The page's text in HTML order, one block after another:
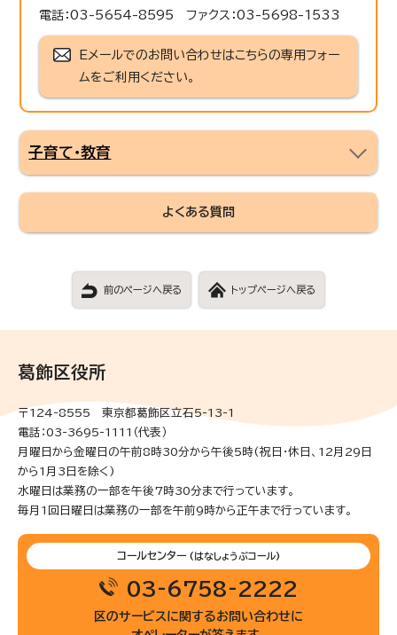
電話：03-5654-8595 ファクス：03-5698-1533
Eメールでのお問い合わせはこちらの専用フォー
ムをご利用ください。
子育て・教育
よくある質問
前のページへ戻る トップページへ戻る
葛飾区役所
〒124-8555 東京都葛飾区立石5-13-1
電話：03-3695-1111（代表）
月曜日から金曜日の午前8時30分から午後5時(祝日・休日、12月29日
から1月3日を除く)
水曜日は業務の一部を午後7時30分まで行っています。
毎月1回日曜日は業務の一部を午前9時から正午まで行っています。
コールセンター (はなしょうぶコール)
03-6758-2222
区のサービスに関するお問い合わせに